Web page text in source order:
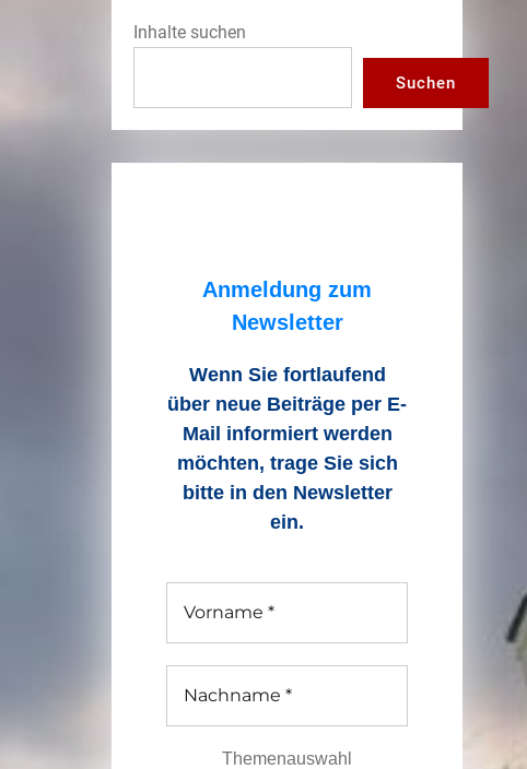
Inhalte suchen
Suchen
Anmeldung zum
Newsletter
Wenn Sie fortlaufend
über neue Beiträge per E-
Mail informiert werden
möchten, trage Sie sich
bitte in den Newsletter
ein.
Themenauswahl